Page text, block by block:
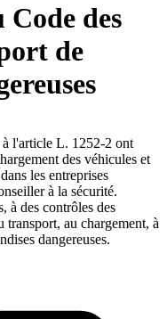
des
de
à l'article L. 1252-2 ont
des véhicules et
les entreprises
à la sécurité.
à des contrôles des
transport, au chargement, à
dangereuses.